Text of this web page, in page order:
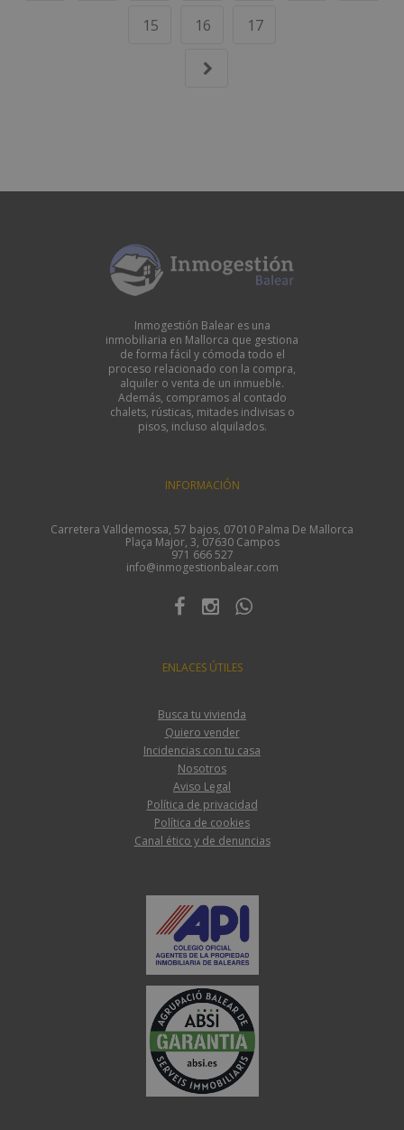
15 16 17
Inmogestión Balear es una
inmobiliaria en Mallorca que gestiona
de forma fácil y cómoda todo el
proceso relacionado con la compra,
alquiler o venta de un inmueble.
Además, compramos al contado
chalets, rústicas, mitades indivisas o
pisos, incluso alquilados.
INFORMACIÓN
Carretera Valldemossa, 57 bajos, 07010 Palma De Mallorca
Plaça Major, 3, 07630 Campos
971 666 527
info@inmogestionbalear.com
ENLACES ÚTILES
Busca tu vivienda
Quiero vender
Incidencias con tu casa
Nosotros
Aviso Legal
Política de privacidad
Política de cookies
Canal ético y de denuncias